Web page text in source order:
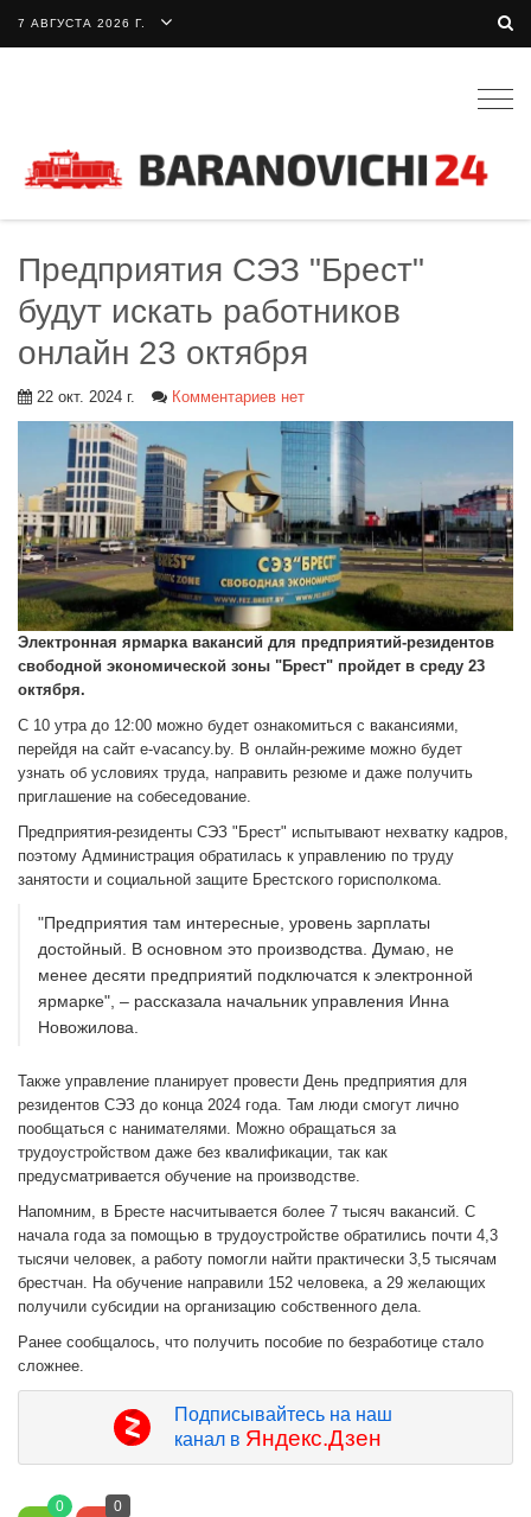
7 АВГУСТА 2026 Г.
Предприятия СЭЗ "Брест"
будут искать работников
онлайн 23 октября
22 окт. 2024 г. Комментариев нет
Электронная ярмарка вакансий для предприятий-резидентов
свободной экономической зоны "Брест" пройдет в среду 23
октября.
С 10 утра до 12:00 можно будет ознакомиться с вакансиями,
перейдя на сайт e-vacancy.by. В онлайн-режиме можно будет
узнать об условиях труда, направить резюме и даже получить
приглашение на собеседование.
Предприятия-резиденты СЭЗ "Брест" испытывают нехватку кадров,
поэтому Администрация обратилась к управлению по труду
занятости и социальной защите Брестского горисполкома.
"Предприятия там интересные, уровень зарплаты
достойный. В основном это производства. Думаю, не
менее десяти предприятий подключатся к электронной
ярмарке", – рассказала начальник управления Инна
Новожилова.
Также управление планирует провести День предприятия для
резидентов СЭЗ до конца 2024 года. Там люди смогут лично
пообщаться с нанимателями. Можно обращаться за
трудоустройством даже без квалификации, так как
предусматривается обучение на производстве.
Напомним, в Бресте насчитывается более 7 тысяч вакансий. С
начала года за помощью в трудоустройстве обратились почти 4,3
тысячи человек, а работу помогли найти практически 3,5 тысячам
брестчан. На обучение направили 152 человека, а 29 желающих
получили субсидии на организацию собственного дела.
Ранее сообщалось, что получить пособие по безработице стало
сложнее.
Подписывайтесь на наш
канал в Яндекс.Дзен
0 0